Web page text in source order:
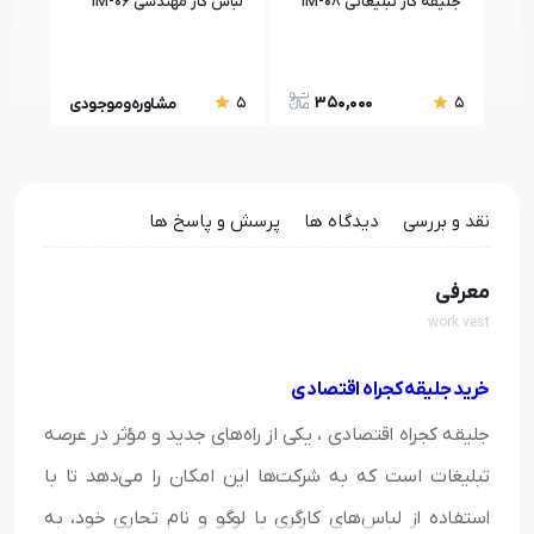
5
350,000
5 مشاوره و موجودی
نقد و بررسی دیدگاه ها پرسش و پاسخ ها
معرفی
work vest
خرید جلیقه کجراه اقتصادی
جلیقه کجراه اقتصادی ، یکی از راه‌های جدید و مؤثر در عرصه
تبلیغات است که به شرکت‌ها این امکان را می‌دهد تا با
استفاده از لباس‌های کارگری با لوگو و نام تجاری خود، به